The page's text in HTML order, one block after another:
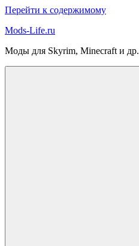
Перейти к содержимому
Mods-Life.ru
Моды для Skyrim, Minecraft и др.